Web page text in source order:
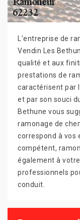
L’entreprise de
Vendin Les
qualité et aux
prestations de
caractérisent par
et par son souci
Bethune vous
ramonage de
correspond à vos
compétent,
également à
professionnels
conduit.